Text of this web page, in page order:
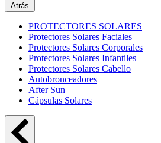
Atrás
PROTECTORES SOLARES
Protectores Solares Faciales
Protectores Solares Corporales
Protectores Solares Infantiles
Protectores Solares Cabello
Autobronceadores
After Sun
Cápsulas Solares